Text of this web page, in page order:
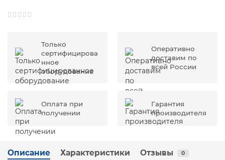
Только
сертифицирова
нное
оборудование
Оперативно
доставим по
всей России
Оплата при
получении
Гарантия
производителя
Описание Характеристики Отзывы 0